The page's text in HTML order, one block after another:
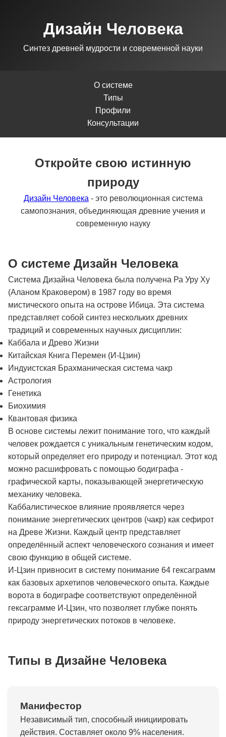
Дизайн Человека
Синтез древней мудрости и современной науки
О системе
Типы
Профили
Консультации
Откройте свою истинную
природу
Дизайн Человека - это революционная система
самопознания, объединяющая древние учения и
современную науку
О системе Дизайн Человека
Система Дизайна Человека была получена Ра Уру Ху
(Аланом Краковером) в 1987 году во время
мистического опыта на острове Ибица. Эта система
представляет собой синтез нескольких древних
традиций и современных научных дисциплин:
Каббала и Древо Жизни
Китайская Книга Перемен (И-Цзин)
Индуистская Брахманическая система чакр
Астрология
Генетика
Биохимия
Квантовая физика
В основе системы лежит понимание того, что каждый
человек рождается с уникальным генетическим кодом,
который определяет его природу и потенциал. Этот код
можно расшифровать с помощью бодиграфа -
графической карты, показывающей энергетическую
механику человека.
Каббалистическое влияние проявляется через
понимание энергетических центров (чакр) как сефирот
на Древе Жизни. Каждый центр представляет
определённый аспект человеческого сознания и имеет
свою функцию в общей системе.
И-Цзин привносит в систему понимание 64 гексаграмм
как базовых архетипов человеческого опыта. Каждые
ворота в бодиграфе соответствуют определённой
гексаграмме И-Цзин, что позволяет глубже понять
природу энергетических потоков в человеке.
Типы в Дизайне Человека
Манифестор
Независимый тип, способный инициировать
действия. Составляет около 9% населения.